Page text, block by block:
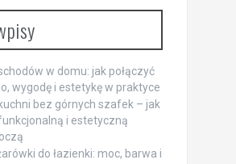
w domu: jak połączyć
wygodę i estetykę w praktyce
bez górnych szafek – jak
i estetyczną
do łazienki: moc, barwa i